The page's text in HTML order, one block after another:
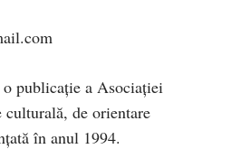
publicaţie a Asociaţiei
culturală, de orientare
în anul 1994.